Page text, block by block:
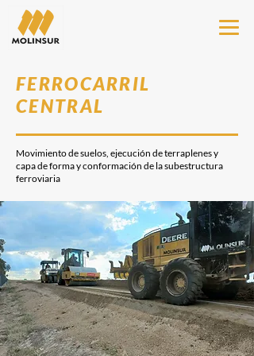
FERROCARRIL
CENTRAL
Movimiento de suelos, ejecución de terraplenes y
capa de forma y conformación de la subestructura
ferroviaria